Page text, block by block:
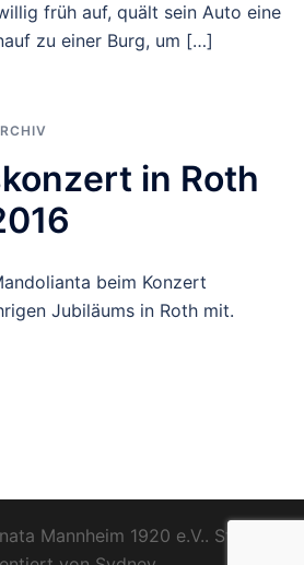
früh auf, quält sein Auto eine
zu einer Burg, um […]
in Roth
beim Konzert
Jubiläums in Roth mit.
Mannheim 1920 e.V.. Stolz